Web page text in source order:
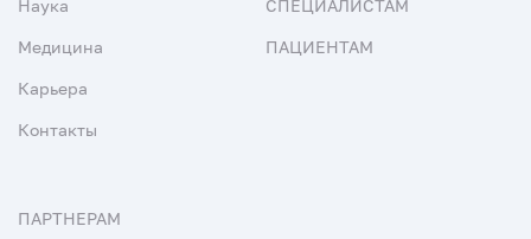
Наука
Медицина
Карьера
Контакты
СПЕЦИАЛИСТАМ
ПАЦИЕНТАМ
ПАРТНЕРАМ